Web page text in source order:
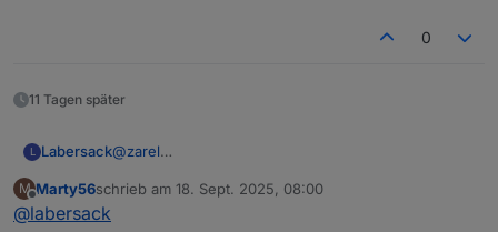
0
11 Tagen später
L Labersack@zarel
M
Offline
Marty56schrieb am 18. Sept. 2025, 08:00
zuletzt editiert von
@labersack